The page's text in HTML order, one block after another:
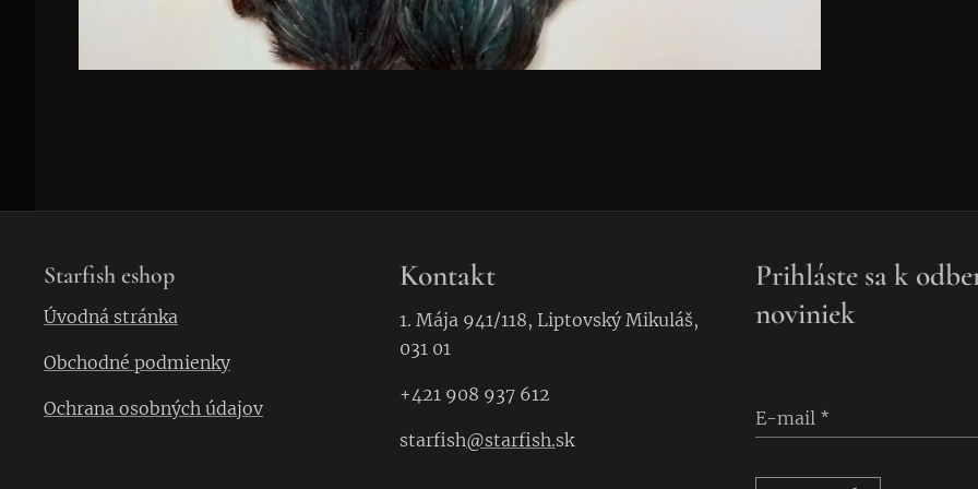
Starfish eshop
Úvodná stránka
Obchodné podmienky
Ochrana osobných údajov
Kontakt
1. Mája 941/118, Liptovský Mikuláš,
031 01
+421 908 937 612
starfish@starfish.sk
Prihláste sa k
noviniek
E-mail